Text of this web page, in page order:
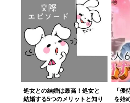
処女との結婚は最高！処女と
結婚する5つのメリットと知り
「優
を始